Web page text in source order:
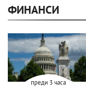
ФИНАНСИ
преди 3 часа